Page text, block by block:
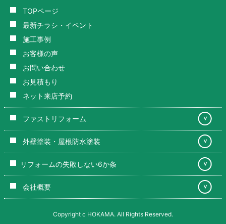
TOPページ
最新チラシ・イベント
施工事例
お客様の声
お問い合わせ
お見積もり
ネット来店予約
ファストリフォーム ＞
外壁塗装・屋根防水塗装 ＞
リフォームの失敗しない6か条 ＞
会社概要 ＞
Copyright c HOKAMA. All Rights Reserved.